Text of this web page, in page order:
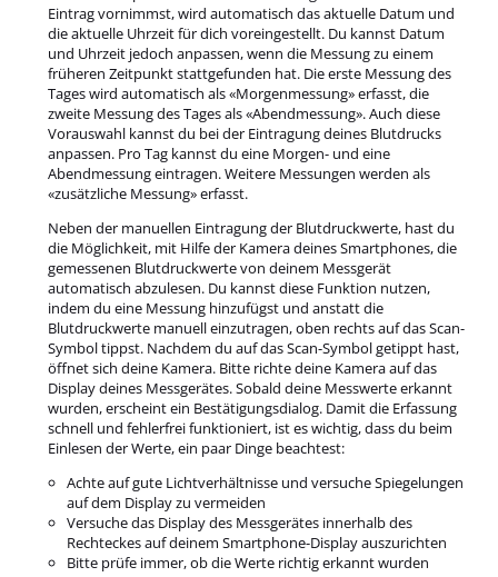
Eintrag vornimmst, wird automatisch das aktuelle Datum und
die aktuelle Uhrzeit für dich voreingestellt. Du kannst Datum
und Uhrzeit jedoch anpassen, wenn die Messung zu einem
früheren Zeitpunkt stattgefunden hat. Die erste Messung des
Tages wird automatisch als «Morgenmessung» erfasst, die
zweite Messung des Tages als «Abendmessung». Auch diese
Vorauswahl kannst du bei der Eintragung deines Blutdrucks
anpassen. Pro Tag kannst du eine Morgen- und eine
Abendmessung eintragen. Weitere Messungen werden als
«zusätzliche Messung» erfasst.
Neben der manuellen Eintragung der Blutdruckwerte, hast du
die Möglichkeit, mit Hilfe der Kamera deines Smartphones, die
gemessenen Blutdruckwerte von deinem Messgerät
automatisch abzulesen. Du kannst diese Funktion nutzen,
indem du eine Messung hinzufügst und anstatt die
Blutdruckwerte manuell einzutragen, oben rechts auf das Scan-
Symbol tippst. Nachdem du auf das Scan-Symbol getippt hast,
öffnet sich deine Kamera. Bitte richte deine Kamera auf das
Display deines Messgerätes. Sobald deine Messwerte erkannt
wurden, erscheint ein Bestätigungsdialog. Damit die Erfassung
schnell und fehlerfrei funktioniert, ist es wichtig, dass du beim
Einlesen der Werte, ein paar Dinge beachtest:
Achte auf gute Lichtverhältnisse und versuche Spiegelungen
auf dem Display zu vermeiden
Versuche das Display des Messgerätes innerhalb des
Rechteckes auf deinem Smartphone-Display auszurichten
Bitte prüfe immer, ob die Werte richtig erkannt wurden